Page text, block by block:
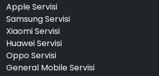
Apple Servisi
Samsung Servisi
Xiaomi Servisi
Huawei Servisi
Oppo Servisi
General Mobile Servisi